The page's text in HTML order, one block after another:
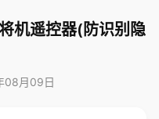
机遥控器(防识别隐
08月09日